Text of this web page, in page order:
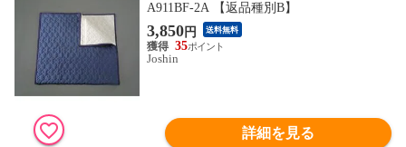
A911BF-2A 【返品種別B】
3,850円 送料無料
35
Joshin
詳細を見る